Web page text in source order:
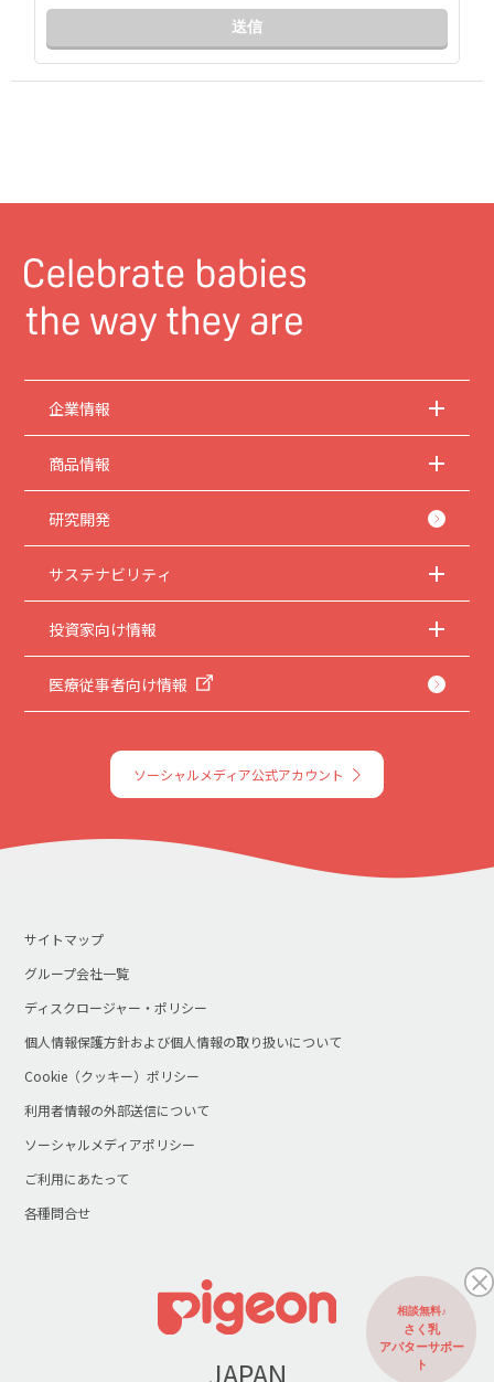
送信
企業情報
商品情報
研究開発
サステナビリティ
投資家向け情報
医療従事者向け情報
ソーシャルメディア公式アカウント
サイトマップ
グループ会社一覧
ディスクロージャー・ポリシー
個人情報保護方針および個人情報の取り扱いについて
Cookie（クッキー）ポリシー
利用者情報の外部送信について
ソーシャルメディアポリシー
ご利用にあたって
各種問合せ
JAPAN
相談無料♪
さく乳
アバターサポー
ト